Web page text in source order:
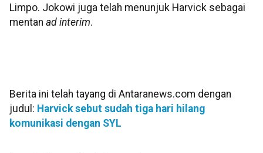
Limpo. Jokowi juga telah menunjuk Harvick sebagai
mentan ad interim.
Berita ini telah tayang di Antaranews.com dengan
judul: Harvick sebut sudah tiga hari hilang
komunikasi dengan SYL